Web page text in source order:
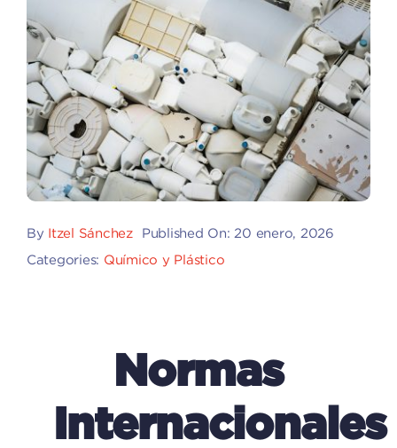
By Itzel Sánchez
Published On: 20 enero, 2026
Categories: Químico y Plástico
Normas
Internacionales